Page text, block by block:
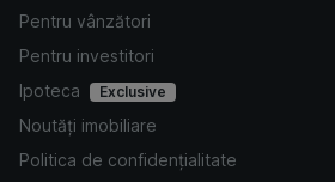
Pentru vânzători
Pentru investitori
Ipoteca
Exclusive
Noutăți imobiliare
Politica de confidențialitate